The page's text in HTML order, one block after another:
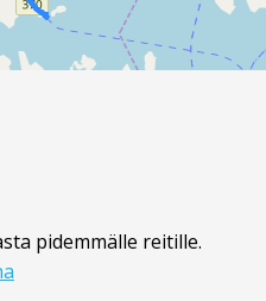
pidemmälle reitille.